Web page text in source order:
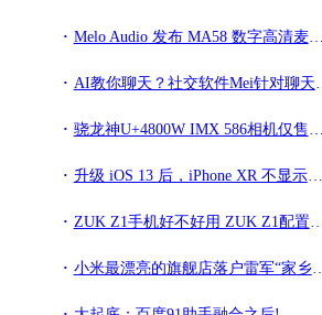
Melo Audio 发布 MA58 数字高清麦克风!
AI教你聊天？社交软件Mei针对聊天内容进行大数据分析!
骁龙神U+4800W IMX 586相机仅售千元？这绝对是千元最香的手机!
升级 iOS 13 后，iPhone XR 不显示卸载应用图标怎么办？!
ZUK Z1手机好不好用 ZUK Z1配置价格介绍!
小米最漂亮的旗舰店落户雷军“家乡”武汉，700品类打破记录！!